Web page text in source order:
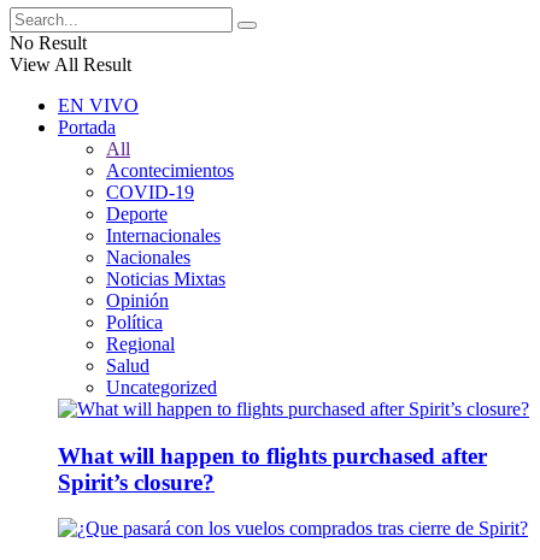
No Result
View All Result
EN VIVO
Portada
All
Acontecimientos
COVID-19
Deporte
Internacionales
Nacionales
Noticias Mixtas
Opinión
Política
Regional
Salud
Uncategorized
What will happen to flights purchased after
Spirit’s closure?